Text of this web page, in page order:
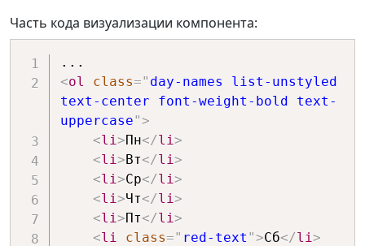
Часть кода визуализации компонента:
<ol class=" day-names list-unstyled
text-center font-weight-bold text-
uppercase">
<li>Пн</li>
<li>Вт</li>
<li>Ср</li>
<li>Чт</li>
<li>Пт</li>
<li class=" red-text ">Сб</li>